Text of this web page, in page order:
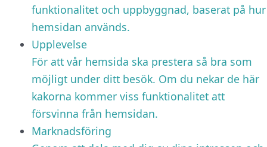
funktionalitet och uppbyggnad, baserat på hur
hemsidan används.
Upplevelse
För att vår hemsida ska prestera så bra som
möjligt under ditt besök. Om du nekar de här
kakorna kommer viss funktionalitet att
försvinna från hemsidan.
Marknadsföring